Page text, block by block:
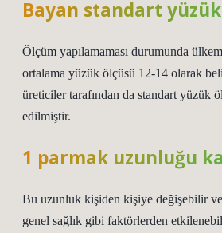
Bayan standart
Ölçüm yapılamaması durumunda
ortalama yüzük ölçüsü 12-14 olarak
üreticiler tarafından da standart yüzük
edilmiştir.
1 parmak uzunluğu
Bu uzunluk kişiden kişiye değişebilir
genel sağlık gibi faktörlerden